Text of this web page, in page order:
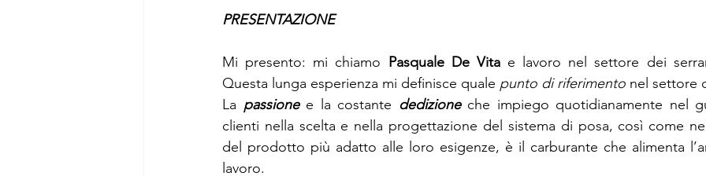
PRESENTAZIONE
Mi presento: mi chiamo Pasquale De Vita e lavoro nel settore dei
Questa lunga esperienza mi definisce quale punto di riferimento nel settore
La passione e la costante dedizione che impiego quotidianamente nel
clienti nella scelta e nella progettazione del sistema di posa, così come
del prodotto più adatto alle loro esigenze, è il carburante che alimenta
lavoro.